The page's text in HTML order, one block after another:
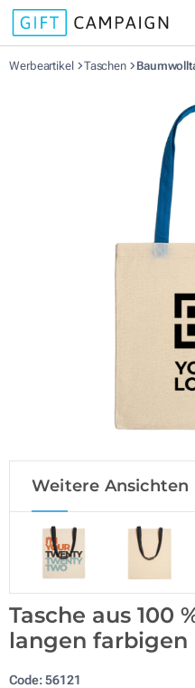
Werbeartikel Taschen
Weitere Ansichten
Tasche aus 100
langen farbigen
Code:56121